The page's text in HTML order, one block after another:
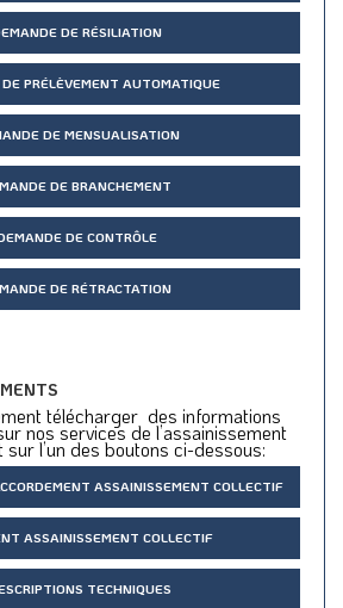
DE RÉSILIATION
PRÉLÈVEMENT AUTOMATIQUE
DE MENSUALISATION
DE BRANCHEMENT
DE CONTRÔLE
DE RÉTRACTATION
télécharger des informations
nos services de l’assainissement
l’un des boutons ci-dessous:
ASSAINISSEMENT COLLECTIF
ASSAINISSEMENT COLLECTIF
TECHNIQUES